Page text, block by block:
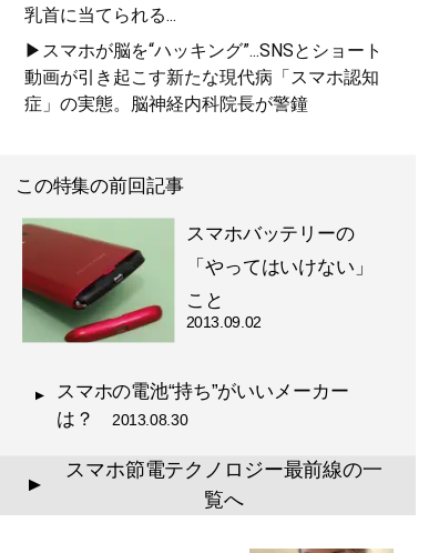
乳首に当てられる...
▶スマホが脳を“ハッキング”...SNSとショート
動画が引き起こす新たな現代病「スマホ認知
症」の実態。脳神経内科院長が警鐘
この特集の前回記事
スマホバッテリーの
「やってはいけない」
こと
2013.09.02
スマホの電池“持ち”がいいメーカー
は？
2013.08.30
▲
スマホ節電テクノロジー最前線の一
覧へ